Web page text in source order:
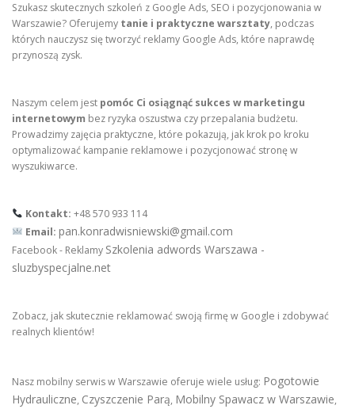
Szukasz skutecznych szkoleń z Google Ads, SEO i pozycjonowania w
Warszawie? Oferujemy tanie i praktyczne warsztaty, podczas
których nauczysz się tworzyć reklamy Google Ads, które naprawdę
przynoszą zysk.
Naszym celem jest pomóc Ci osiągnąć sukces w marketingu
internetowym bez ryzyka oszustwa czy przepalania budżetu.
Prowadzimy zajęcia praktyczne, które pokazują, jak krok po kroku
optymalizować kampanie reklamowe i pozycjonować stronę w
wyszukiwarce.
Kontakt: +48 570 933 114
Email: pan.konradwisniewski@gmail.com
Facebook - Reklamy Szkolenia adwords Warszawa -
sluzbyspecjalne.net
Zobacz, jak skutecznie reklamować swoją firmę w Google i zdobywać
realnych klientów!
Nasz mobilny serwis w Warszawie oferuje wiele usług: Pogotowie
Hydrauliczne, Czyszczenie Parą, Mobilny Spawacz w Warszawie,